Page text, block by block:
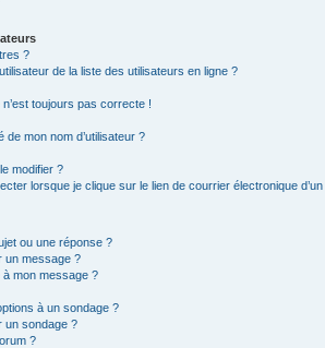
?
de la liste des utilisateurs en ligne ?
n’est toujours pas correcte !
mon nom d’utilisateur ?
modifier ?
lorsque je clique sur le lien de courrier électronique
ou une réponse ?
un message ?
mon message ?
à un sondage ?
un sondage ?
?